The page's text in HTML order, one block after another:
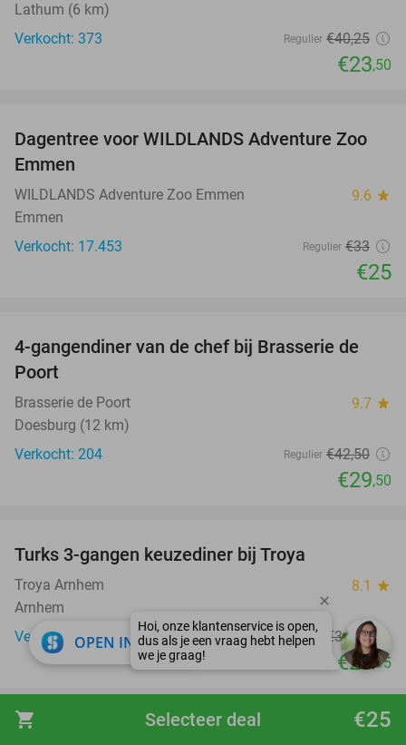
shopping_cart €25
Selecteer deal
Lathum (6 km)
Verkocht: 373
Regulier €40,25
€23,50
24%
Dagentree voor WILDLANDS Adventure Zoo
Emmen
WILDLANDS Adventure Zoo Emmen 9.6 star
Emmen
Verkocht: 17.453
Regulier €33
€25
31%
4-gangendiner van de chef bij Brasserie de
Poort
Brasserie de Poort 9.7 star
Doesburg (12 km)
Verkocht: 204
Regulier €42,50
€29,50
Turks 3-gangen keuzediner bij Troya
Troya Arnhem 8.1 star
Arnhem
Verkocht: 794
Regulier €34,10
€21,95
OPEN IN APP close